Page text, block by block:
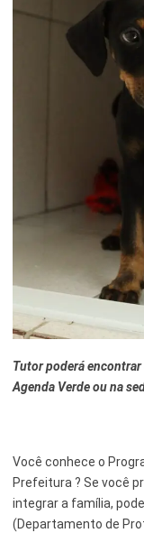
Cultura
Desenvolvimento
Educação,
Inclusão e
Meio Ambiente,
Climáticos
Mobilidade Urbana
Segurança Pública
Autoridades do
Downloads
Telefones Úteis
DIÁRIO OFICIAL
Tutor poderá
Agenda Verde ou na
Você conhece o
Prefeitura ? Se você
integrar a família,
(Departamento de